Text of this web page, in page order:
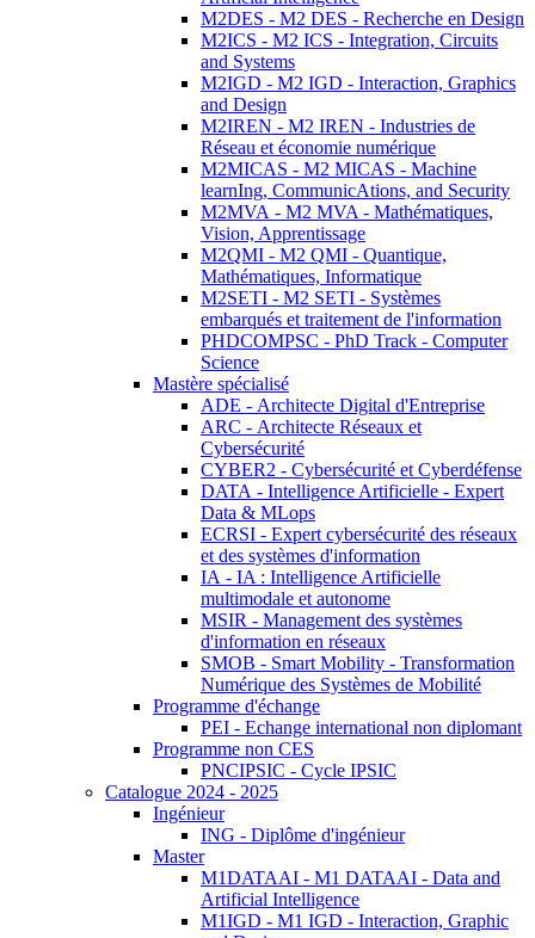
M2DES - M2 DES - Recherche en Design
M2ICS - M2 ICS - Integration, Circuits
and Systems
M2IGD - M2 IGD - Interaction, Graphics
and Design
M2IREN - M2 IREN - Industries de
Réseau et économie numérique
M2MICAS - M2 MICAS - Machine
learnIng, CommunicAtions, and Security
M2MVA - M2 MVA - Mathématiques,
Vision, Apprentissage
M2QMI - M2 QMI - Quantique,
Mathématiques, Informatique
M2SETI - M2 SETI - Systèmes
embarqués et traitement de l'information
PHDCOMPSC - PhD Track - Computer
Science
Mastère spécialisé
ADE - Architecte Digital d'Entreprise
ARC - Architecte Réseaux et
Cybersécurité
CYBER2 - Cybersécurité et Cyberdéfense
DATA - Intelligence Artificielle - Expert
Data & MLops
ECRSI - Expert cybersécurité des réseaux
et des systèmes d'information
IA - IA : Intelligence Artificielle
multimodale et autonome
MSIR - Management des systèmes
d'information en réseaux
SMOB - Smart Mobility - Transformation
Numérique des Systèmes de Mobilité
Programme d'échange
PEI - Echange international non diplomant
Programme non CES
PNCIPSIC - Cycle IPSIC
Catalogue 2024 - 2025
Ingénieur
ING - Diplôme d'ingénieur
Master
M1DATAAI - M1 DATAAI - Data and
Artificial Intelligence
M1IGD - M1 IGD - Interaction, Graphic